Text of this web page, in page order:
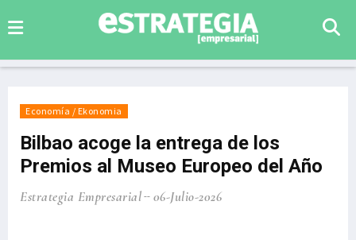
Economía / Ekonomia
Bilbao acoge la entrega de los
Premios al Museo Europeo del Año
Estrategia Empresarial 06-Julio-2026